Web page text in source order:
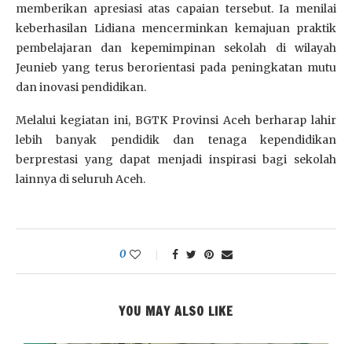
memberikan apresiasi atas capaian tersebut. Ia menilai
keberhasilan Lidiana mencerminkan kemajuan praktik
pembelajaran dan kepemimpinan sekolah di wilayah
Jeunieb yang terus berorientasi pada peningkatan mutu
dan inovasi pendidikan.
Melalui kegiatan ini, BGTK Provinsi Aceh berharap lahir
lebih banyak pendidik dan tenaga kependidikan
berprestasi yang dapat menjadi inspirasi bagi sekolah
lainnya di seluruh Aceh.
0
YOU MAY ALSO LIKE